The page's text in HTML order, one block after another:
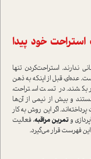
استراحت خود پیدا
ندارند. استراحت‌کردن تنها
عده‌ای، قبل از اینکه به ذهن
بکشند. در تست استراحت،
و بیش از نیمی از آن‌ها
اگر این روش به کار
وتمرین مراقبه، فعالیت
فهرست قرار می‌گیرد.